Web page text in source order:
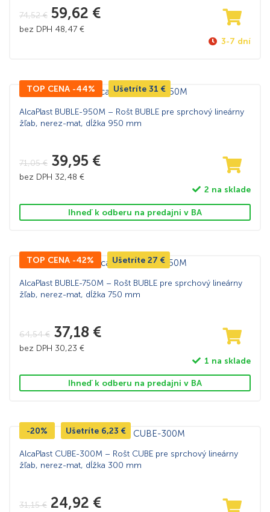
74,52€ 59,62 €
bez DPH 48,47 €
3-7 dní
TOP CENA -44% Ušetríte 31 €
AlcaPlast BUBLE-950M – Rošt BUBLE pre sprchový lineárny
žľab, nerez-mat, dĺžka 950 mm
71,05€ 39,95 €
bez DPH 32,48 €
2 na sklade
Ihneď k odberu na predajni v BA
TOP CENA -42% Ušetríte 27 €
AlcaPlast BUBLE-750M – Rošt BUBLE pre sprchový lineárny
žľab, nerez-mat, dĺžka 750 mm
64,54€ 37,18 €
bez DPH 30,23 €
1 na sklade
Ihneď k odberu na predajni v BA
-20% Ušetríte 6,23 €
AlcaPlast CUBE-300M – Rošt CUBE pre sprchový lineárny
žľab, nerez-mat, dĺžka 300 mm
31,15€ 24,92 €